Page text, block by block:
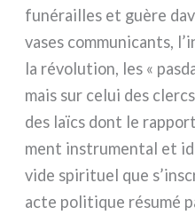
funé­rail­les et guè­re
vases com­mu­ni­can­ts,
la révo­lu­tion, les «
mais sur celui des
des laïcs dont le
ment instru­men­tal et
vide spi­ri­tuel que
acte poli­ti­que résu­mé